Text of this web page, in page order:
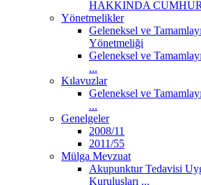
HAKKINDA
Yönetmelikler
Geleneksel ve
Yönetmeliği
Geleneksel ve
...
Kılavuzlar
Geleneksel ve
...
Genelgeler
2008/11
2011/55
Mülga Mevzuat
Akupunktur Tedavisi
Kuruluşları ...